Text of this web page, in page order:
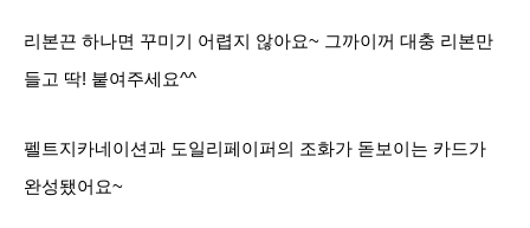
리본끈 하나면 꾸미기 어렵지 않아요~ 그까이꺼 대충 리본만
들고 딱! 붙여주세요^^
펠트지카네이션과 도일리페이퍼의 조화가 돋보이는 카드가
완성됐어요~